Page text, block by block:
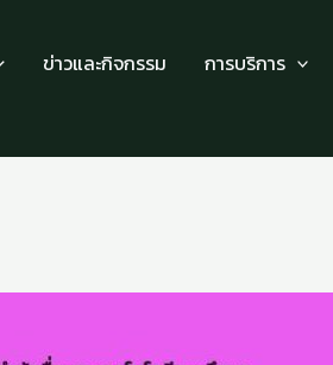
ข่าวและกิจกรรม การบริการ